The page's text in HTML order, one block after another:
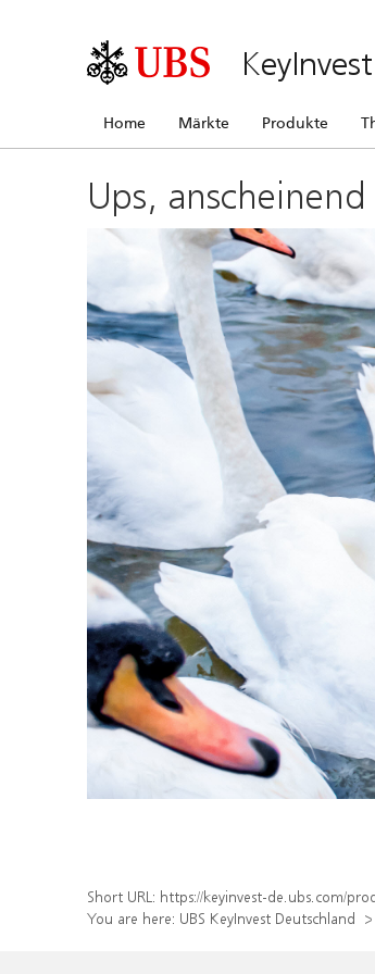
KeyInvest
Home Märkte Produkte
Ups,
Short URL: https://keyinvest-de.ubs.com/
You are here: UBS KeyInvest Deutschland